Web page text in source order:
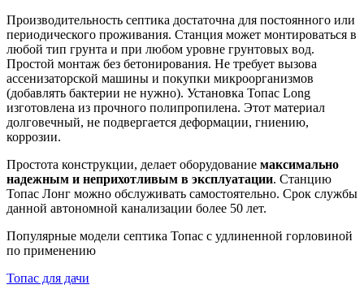
Производительность септика достаточна для постоянного или
периодического проживания. Станция может монтироваться в
любой тип грунта и при любом уровне грунтовых вод.
Простой монтаж без бетонирования. Не требует вызова
ассенизаторской машины и покупки микроорганизмов
(добавлять бактерии не нужно). Установка Топас Long
изготовлена из прочного полипропилена. Этот материал
долговечный, не подвергается деформации, гниению,
коррозии.
Простота конструкции, делает оборудование максимально
надежным и неприхотливым в эксплуатации. Станцию
Топас Лонг можно обслуживать самостоятельно. Срок службы
данной автономной канализации более 50 лет.
Популярные модели септика Топас с удлиненной горловиной
по применению
Топас для дачи